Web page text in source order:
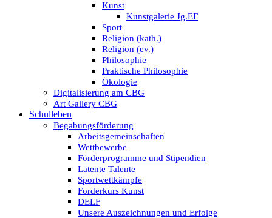
Kunst
Kunstgalerie Jg.EF
Sport
Religion (kath.)
Religion (ev.)
Philosophie
Praktische Philosophie
Ökologie
Digitalisierung am CBG
Art Gallery CBG
Schulleben
Begabungsförderung
Arbeitsgemeinschaften
Wettbewerbe
Förderprogramme und Stipendien
Latente Talente
Sportwettkämpfe
Forderkurs Kunst
DELF
Unsere Auszeichnungen und Erfolge